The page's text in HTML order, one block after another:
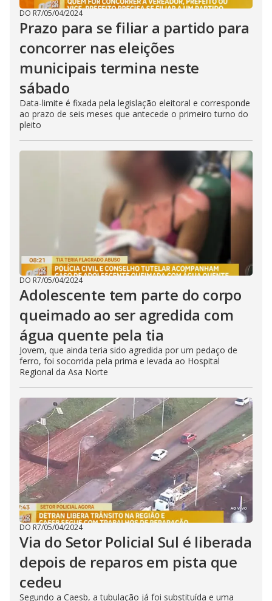
DO R7/05/04/2024
Prazo para se filiar a partido para
concorrer nas eleições
municipais termina neste
sábado
Data-limite é fixada pela legislação eleitoral e corresponde
ao prazo de seis meses que antecede o primeiro turno do
pleito
DO R7/05/04/2024
Adolescente tem parte do corpo
queimado ao ser agredida com
água quente pela tia
Jovem, que ainda teria sido agredida por um pedaço de
ferro, foi socorrida pela prima e levada ao Hospital
Regional da Asa Norte
DO R7/05/04/2024
Via do Setor Policial Sul é liberada
depois de reparos em pista que
cedeu
Segundo a Caesb, a tubulação já foi substituída e uma